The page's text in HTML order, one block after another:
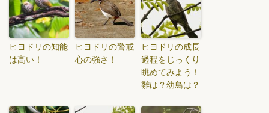
ヒヨドリの知能
は高い！
ヒヨドリの警戒
心の強さ！
ヒヨドリの成長
過程をじっくり
眺めてみよう！
雛は？幼鳥は？